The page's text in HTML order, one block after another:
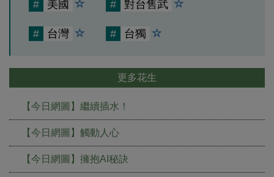
# 美國 # 對台售武
# 台灣 # 台獨
更多花生
【今日網圖】繼續插水！
【今日網圖】觸動人心
【今日網圖】擁抱AI秘訣